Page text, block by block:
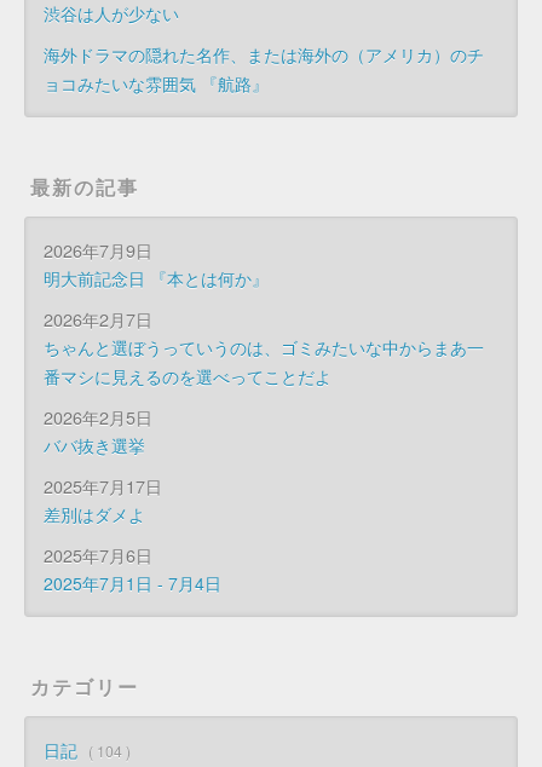
渋谷は人が少ない
海外ドラマの隠れた名作、または海外の（アメリカ）のチ
ョコみたいな雰囲気 『航路』
最新の記事
2026年7月9日
明大前記念日 『本とは何か』
2026年2月7日
ちゃんと選ぼうっていうのは、ゴミみたいな中からまあ一
番マシに見えるのを選べってことだよ
2026年2月5日
ババ抜き選挙
2025年7月17日
差別はダメよ
2025年7月6日
2025年7月1日 - 7月4日
カテゴリー
日記 104